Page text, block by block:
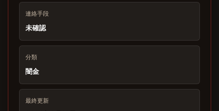
連絡手段
未確認
分類
闇金
最終更新